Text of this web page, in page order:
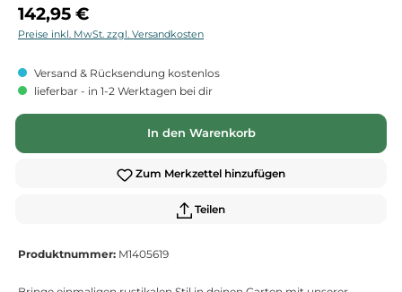
Regulärer Preis:
142,95 €
Preise inkl. MwSt. zzgl. Versandkosten
Versand & Rücksendung kostenlos
lieferbar - in 1-2 Werktagen bei dir
In den Warenkorb
Zum Merkzettel hinzufügen
Teilen
Produktnummer: M1405619